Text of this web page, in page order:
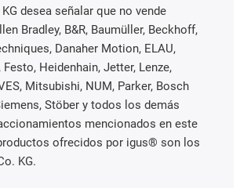
desea señalar que no vende
Bradley, B&R, Baumüller, Beckhoff,
Danaher Motion, ELAU,
Festo, Heidenhain, Jetter, Lenze,
Mitsubishi, NUM, Parker, Bosch
Stöber y todos los demás
mencionados en este
ofrecidos por igus® son los
KG.